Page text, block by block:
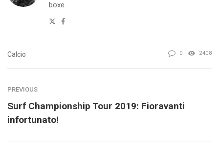
boxe.
Twitter
Facebook
Calcio 0 2408
PREVIOUS
Surf Championship Tour 2019: Fioravanti
infortunato!